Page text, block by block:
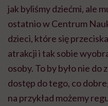
jak byliśmy dziećmi, ale
ostatnio w Centrum
dzieci, które się
atrakcji i tak sobie
osoby. To by było nie do
dostęp do tego, co
na przykład możemy